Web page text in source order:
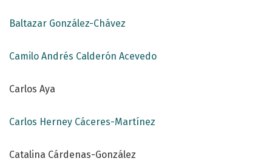
Baltazar González-Chávez
Camilo Andrés Calderón Acevedo
Carlos Aya
Carlos Herney Cáceres-Martínez
Catalina Cárdenas-González